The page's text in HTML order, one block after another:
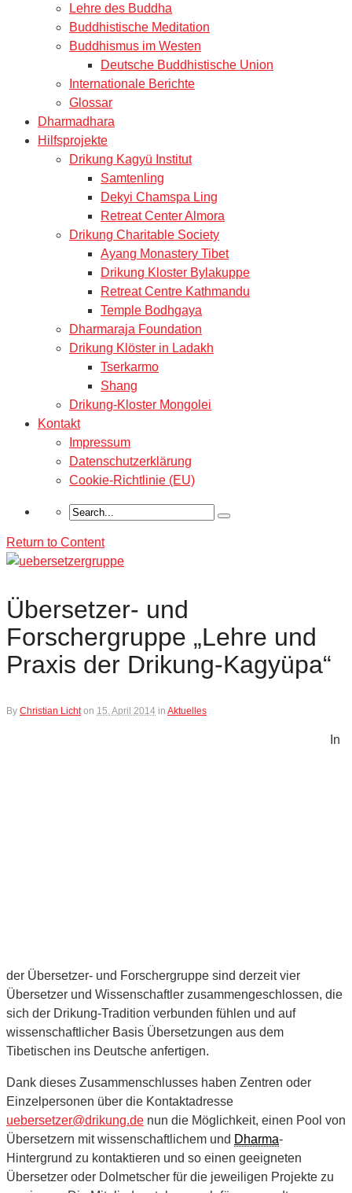
Lehre des Buddha
Buddhistische Meditation
Buddhismus im Westen
Deutsche Buddhistische Union
Internationale Berichte
Glossar
Dharmadhara
Hilfsprojekte
Drikung Kagyü Institut
Samtenling
Dekyi Chamspa Ling
Retreat Center Almora
Drikung Charitable Society
Ayang Monastery Tibet
Drikung Kloster Bylakuppe
Retreat Centre Kathmandu
Temple Bodhgaya
Dharmaraja Foundation
Drikung Klöster in Ladakh
Tserkarmo
Shang
Drikung-Kloster Mongolei
Kontakt
Impressum
Datenschutzerklärung
Cookie-Richtlinie (EU)
Return to Content
Übersetzer- und
Forschergruppe „Lehre und
Praxis der Drikung-Kagyüpa“
By Christian Licht on 15. April 2014 in Aktuelles
In
der Übersetzer- und Forschergruppe sind derzeit vier
Übersetzer und Wissenschaftler zusammengeschlossen, die
sich der Drikung-Tradition verbunden fühlen und auf
wissenschaftlicher Basis Übersetzungen aus dem
Tibetischen ins Deutsche anfertigen.
Dank dieses Zusammen­schlusses haben Zentren oder
Einzelpersonen über die Kontaktadresse
uebersetzer@drikung.de nun die Möglichkeit, einen Pool von
Übersetzern mit wissenschaftlichem und Dharma-
Hintergrund zu kontaktieren und so einen geeigneten
Übersetzer oder Dolmetscher für die jeweiligen Projekte zu